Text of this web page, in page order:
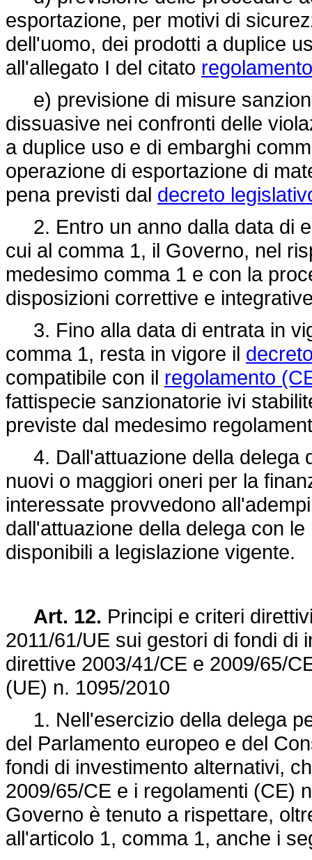
esportazione, per motivi di
dell'uomo, dei prodotti a duplice
all'allegato I del citato
e) previsione di misure
dissuasive nei confronti delle
a duplice uso e di embarghi
operazione di esportazione di
pena previsti dal decreto
2. Entro un anno dalla data di
cui al comma 1, il Governo, nel
medesimo comma 1 e con la
disposizioni correttive e
3. Fino alla data di entrata in
comma 1, resta in vigore il
compatibile con il regolamento
fattispecie sanzionatorie ivi
previste dal medesimo
4. Dall'attuazione della delega
nuovi o maggiori oneri per la
interessate provvedono
dall'attuazione della delega con
disponibili a legislazione vigente.
Art. 12. Principi e criteri
2011/61/UE sui gestori di fondi di
direttive 2003/41/CE e 2009/65/
(UE) n. 1095/2010
1. Nell'esercizio della delega
del Parlamento europeo e del
fondi di investimento alternativi,
2009/65/CE e i regolamenti (CE)
Governo è tenuto a rispettare,
all'articolo 1, comma 1, anche i